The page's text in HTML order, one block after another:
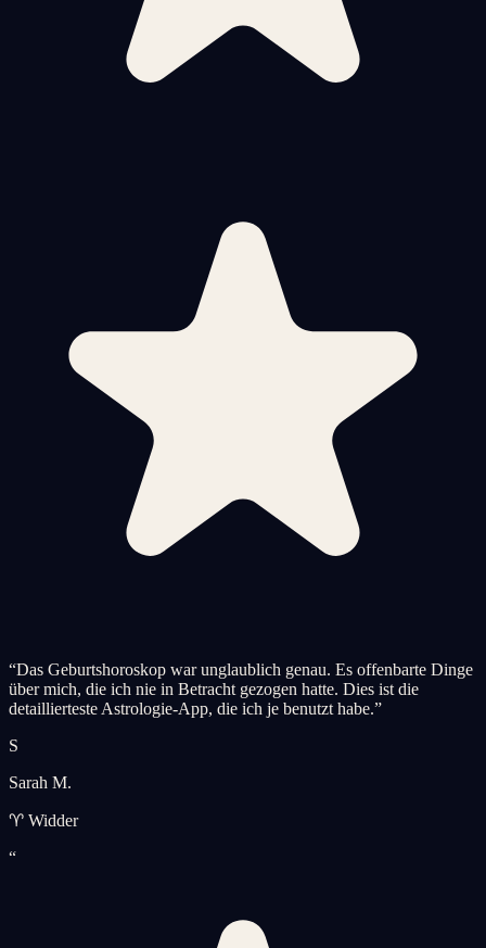
“Das Geburtshoroskop war unglaublich genau. Es offenbarte Dinge
über mich, die ich nie in Betracht gezogen hatte. Dies ist die
detaillierteste Astrologie-App, die ich je benutzt habe.”
S
Sarah M.
♈ Widder
“